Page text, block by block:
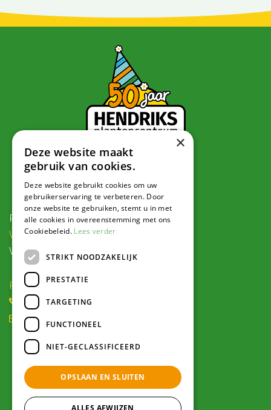
Contact
Postadres:
Veldweg 1, 5995 PG Kessel
Voor navigatie:
Roode Eggeweg 6b, Kessel
(0) 77 462 16 30
winkel@hendriksplantencentrum.nl
Openingstijden
Alle openingstijden >
×
Deze website maakt
gebruik van cookies.
Deze website gebruikt cookies om uw
gebruikerservaring te verbeteren. Door
onze website te gebruiken, stemt u in met
alle cookies in overeenstemming met ons
Cookiebeleid. Lees verder
STRIKT NOODZAKELIJK
PRESTATIE
TARGETING
FUNCTIONEEL
NIET-GECLASSIFICEERD
OPSLAAN EN SLUITEN
ALLES AFWIJZEN